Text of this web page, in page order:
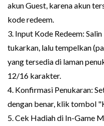
akun Guest, karena akun
kode redeem.
3. Input Kode Redeem:
tukarkan, lalu tempelkan
yang tersedia di laman
12/16 karakter.
4. Konfirmasi Penukaran:
dengan benar, klik tombol
5. Cek Hadiah di In-Game